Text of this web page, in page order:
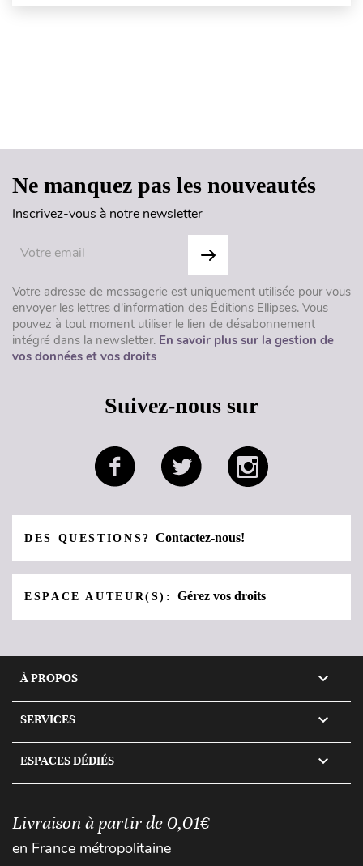
Ne manquez pas les nouveautés
Inscrivez-vous à notre newsletter
Votre adresse de messagerie est uniquement utilisée pour vous
envoyer les lettres d'information des Éditions Ellipses. Vous
pouvez à tout moment utiliser le lien de désabonnement
intégré dans la newsletter. En savoir plus sur la gestion de
vos données et vos droits
Suivez-nous sur
DES QUESTIONS?Contactez-nous!
ESPACE AUTEUR(S):Gérez vos droits
À PROPOS 
SERVICES 
ESPACES DÉDIÉS 
Livraison à partir de 0,01€
en France métropolitaine